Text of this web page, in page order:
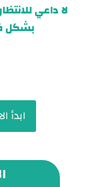
لا داعي
بشكل
ابدأ